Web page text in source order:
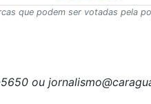
que podem ser votadas pela
ou